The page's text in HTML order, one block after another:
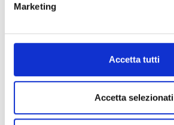
Marketing
Accetta tutti
Accetta selezionati
Privacy & Cookie Policy
Whistleblowing Policy
Social